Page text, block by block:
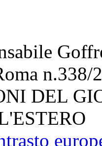
n.338/
DEL